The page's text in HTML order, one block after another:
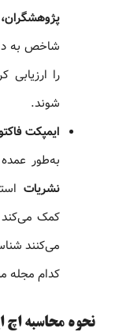
شاخص به
را ارزیابی
شوند.
ایمپکت
به‌طور
نشریات
کمک می‌کند
می‌کنند
کدام مجله
نحوه محاسبه اچ